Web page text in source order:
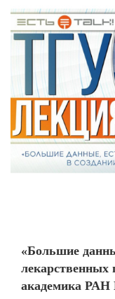
«Большие
лекарственных
академика РАН